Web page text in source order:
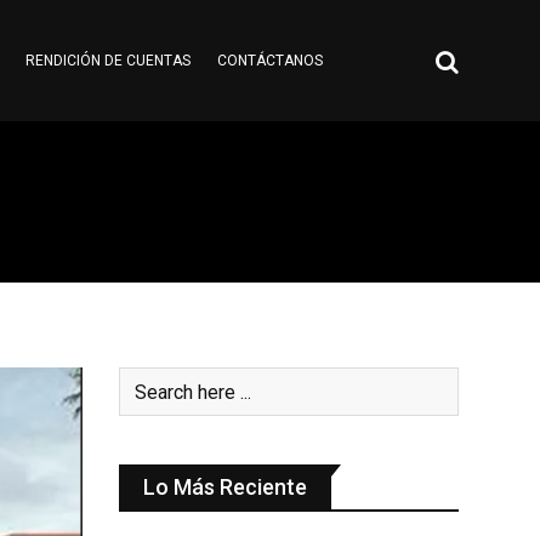
RENDICIÓN DE CUENTAS CONTÁCTANOS
Lo Más Reciente